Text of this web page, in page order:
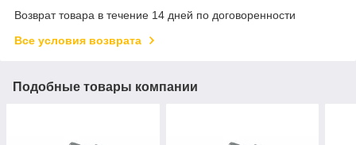
Возврат товара в течение 14 дней по договоренности
Все условия возврата
Подобные товары компании